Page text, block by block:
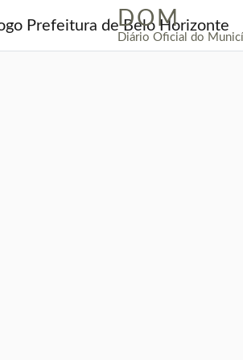
| DOM
Diário Oficial do